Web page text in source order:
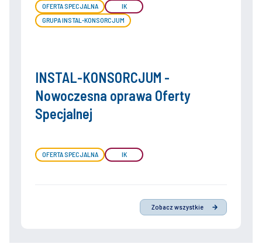
OFERTA SPECJALNA
IK
GRUPA INSTAL-KONSORCJUM
INSTAL-KONSORCJUM -
Nowoczesna oprawa Oferty
Specjalnej
OFERTA SPECJALNA IK
Zobacz wszystkie